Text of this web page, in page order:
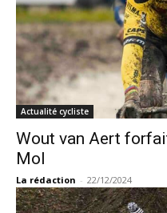
Actualité cycliste
Wout van Aert
Mol
La rédaction - 22/12/2024